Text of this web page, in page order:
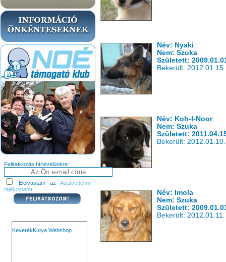
Feliratkozás hírlevelünkre:
Elolvastam az Adatvédelmi
tájékoztatót
KeverékKutya Webshop
Név: Nyaki
Nem: Szuka
Született:
Bekerült: 2012.01.15.
Név: Koh-I-Noor
Nem: Szuka
Született:
Bekerült: 2012.01.10.
Név: Imola
Nem: Szuka
Született:
Bekerült: 2012.01.11.